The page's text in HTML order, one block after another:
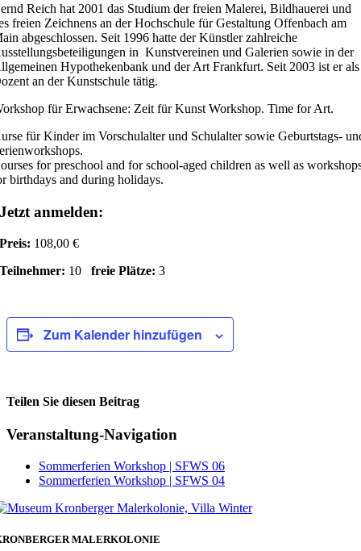
Reich hat 2001 das Studium der freien Malerei, Bildhauerei und
freien Zeichnens an der Hochschule für Gestaltung Offenbach am
abgeschlossen. Seit 1996 hatte der Künstler zahlreiche
in Kunstvereinen und Galerien sowie in der
Hypothekenbank und der Art Frankfurt. Seit 2003 ist er als
an der Kunstschule tätig.
für Erwachsene: Zeit für Kunst Workshop. Time for Art.
für Kinder im Vorschulalter und Schulalter sowie Geburtstags-
for preschool and for school-aged children as well as
birthdays and during holidays.
Jetzt anmelden:
Preis: 108,00 €
Teilnehmer: 10freie Plätze: 3
Zum Kalender hinzufügen
Teilen Sie diesen Beitrag
Facebook
Veranstaltung-Navigation
Sommerferien Workshop | SFWS 06
Sommerferien Workshop | SFWS 04
MALERKOLONIE